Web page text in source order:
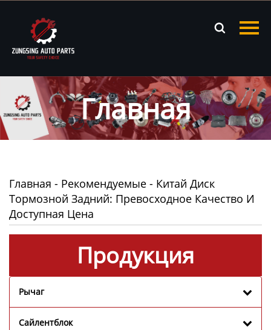

Главная
Продукция
Новости
О нас
Контакты
Главная
Главная - Рекомендуемые - Китай Диск
Тормозной Задний: Превосходное Качество И
Доступная Цена
Продукция
Рычаг
Сайлентблок